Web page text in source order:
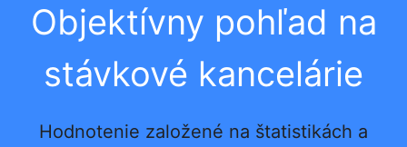
Objektívny pohľad na
stávkové kancelárie
Hodnotenie založené na štatistikách a